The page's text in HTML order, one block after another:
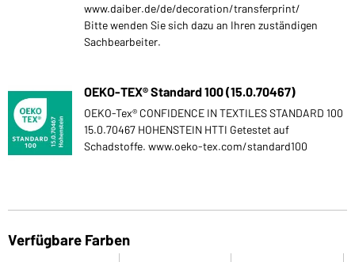
www.daiber.de/de/decoration/transferprint/
Bitte wenden Sie sich dazu an Ihren zuständigen
Sachbearbeiter.
OEKO-TEX® Standard 100 (15.0.70467)
OEKO-Tex® CONFIDENCE IN TEXTILES STANDARD 100
15.0.70467 HOHENSTEIN HTTI Getestet auf
Schadstoffe. www.oeko-tex.com/standard100
Verfügbare Farben